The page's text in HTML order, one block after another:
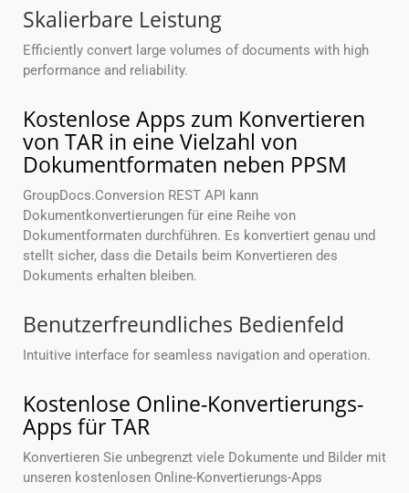
Skalierbare Leistung
Efficiently convert large volumes of documents with high
performance and reliability.
Kostenlose Apps zum Konvertieren
von TAR in eine Vielzahl von
Dokumentformaten neben PPSM
GroupDocs.Conversion REST API kann
Dokumentkonvertierungen für eine Reihe von
Dokumentformaten durchführen. Es konvertiert genau und
stellt sicher, dass die Details beim Konvertieren des
Dokuments erhalten bleiben.
Benutzerfreundliches Bedienfeld
Intuitive interface for seamless navigation and operation.
Kostenlose Online-Konvertierungs-
Apps für TAR
Konvertieren Sie unbegrenzt viele Dokumente und Bilder mit
unseren kostenlosen Online-Konvertierungs-Apps